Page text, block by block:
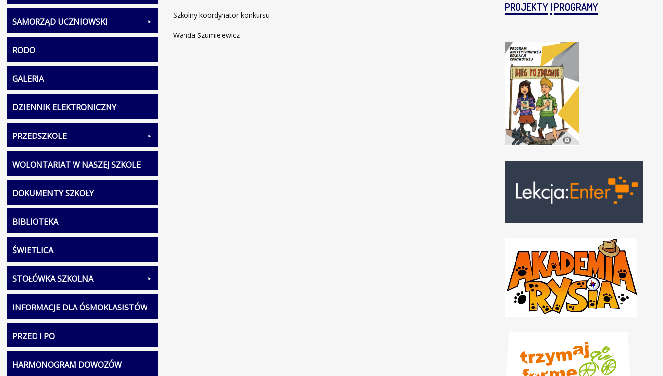
Szkolny koordynator konkursu
Wanda Szumielewicz
SAMORZĄD UCZNIOWSKI
RODO
GALERIA
DZIENNIK ELEKTRONICZNY
PRZEDSZKOLE
WOLONTARIAT W NASZEJ SZKOLE
DOKUMENTY SZKOŁY
BIBLIOTEKA
ŚWIETLICA
STOŁÓWKA SZKOLNA
INFORMACJE DLA ÓSMOKLASISTÓW
PRZED I PO
HARMONOGRAM DOWOZÓW
PROJEKTYIPROGRAMY